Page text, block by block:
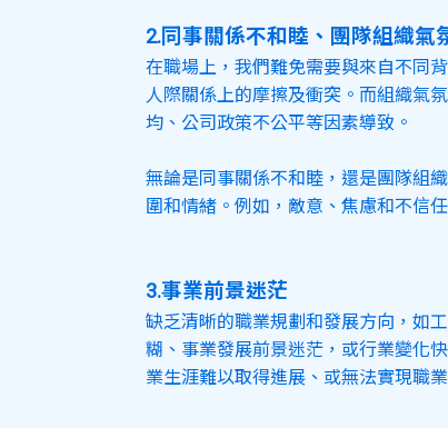
2.同事關係不和睦、團隊組織氣
在職場上，我們難免需要與來自不同
人際關係上的摩擦及衝突。而組織氣
均、公司政策不公平等因素導致。
無論是同事關係不和睦，還是團隊組
圍和情緒。例如，敵意、焦慮和不信
3.事業前景迷茫
缺乏清晰的職業規劃和發展方向，如
糊、事業發展前景迷茫，或行業變化
業生涯難以取得進展、或無法實現職